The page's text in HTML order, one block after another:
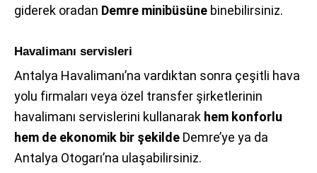
giderek oradan Demre minibüsüne binebilirsiniz.
Havalimanı servisleri
Antalya Havalimanı’na vardıktan sonra çeşitli hava
yolu firmaları veya özel transfer şirketlerinin
havalimanı servislerini kullanarak hem konforlu
hem de ekonomik bir şekilde Demre’ye ya da
Antalya Otogarı’na ulaşabilirsiniz.